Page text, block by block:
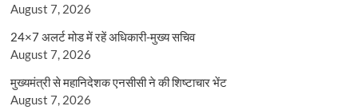
August 7, 2026
24×7 अलर्ट मोड में रहें अधिकारी-मुख्य सचिव
August 7, 2026
मुख्यमंत्री से महानिदेशक एनसीसी ने की शिष्टाचार भेंट
August 7, 2026